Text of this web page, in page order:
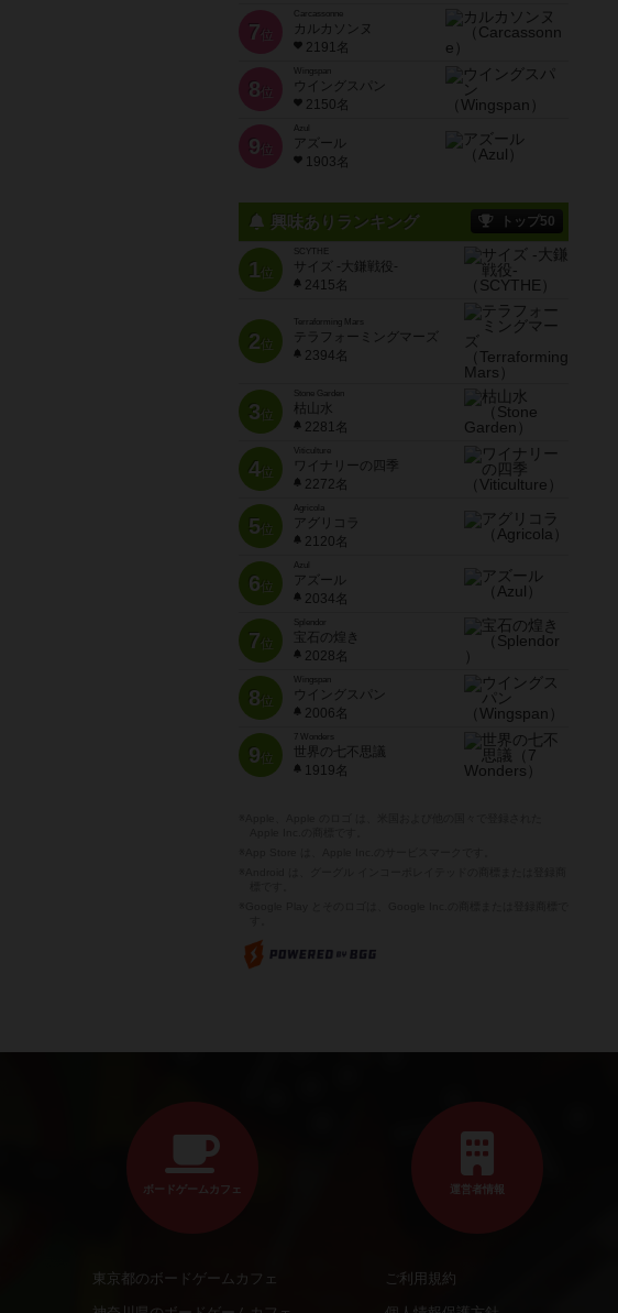
7 位
Carcassonne
カルカソンヌ
2191名
8 位
Wingspan
ウイングスパン
2150名
9 位
Azul
アズール
1903名
興味ありランキング トップ50
1位
SCYTHE
サイズ -大鎌戦役-
2415名
2位
Terraforming Mars
テラフォーミングマーズ
2394名
3位
Stone Garden
枯山水
2281名
4位
Viticulture
ワイナリーの四季
2272名
5位
Agricola
アグリコラ
2120名
6位
Azul
アズール
2034名
7位
宝石の煌き
2028名
8位
Wingspan
ウイングスパン
2006名
9位
7 Wonders
世界の七不思議
1919名
ボードゲームカフェ
東京都のボードゲームカフェ
運営者情報
ご利用規約